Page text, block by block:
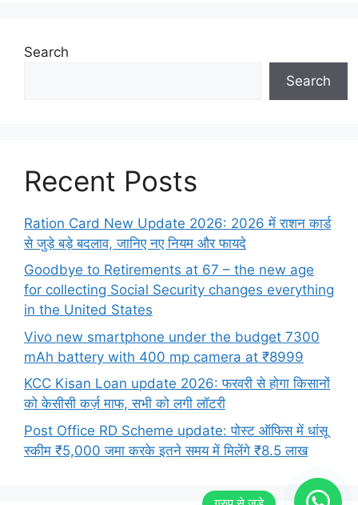
Search
Search
Recent Posts
Ration Card New Update 2026: 2026 में राशन कार्ड
से जुड़े बड़े बदलाव, जानिए नए नियम और फायदे
Goodbye to Retirements at 67 – the new age
for collecting Social Security changes everything
in the United States
Vivo new smartphone under the budget 7300
mAh battery with 400 mp camera at ₹8999
KCC Kisan Loan update 2026: फरवरी से होगा किसानों
को केसीसी कर्ज़ माफ, सभी को लगी लॉटरी
Post Office RD Scheme update: पोस्ट ऑफिस में धांसू
स्कीम ₹5,000 जमा करके इतने समय में मिलेंगे ₹8.5 लाख